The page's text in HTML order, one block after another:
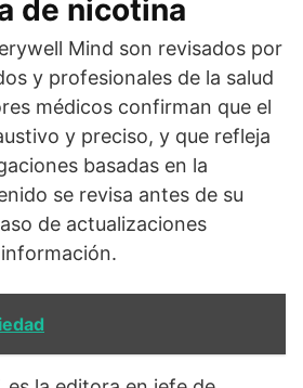
de nicotina
Mind son revisados por
y profesionales de la salud
médicos confirman que el
y preciso, y que refleja
basadas en la
se revisa antes de su
de actualizaciones